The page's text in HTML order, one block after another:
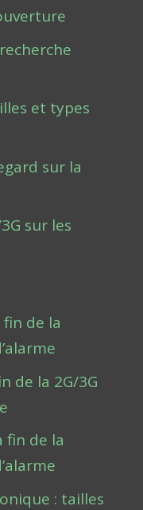
et types
sur la
sur les
de la
de la 2G/3G
fin de la
: tailles